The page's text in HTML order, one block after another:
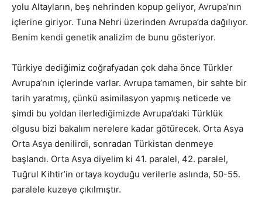
yolu Altayların, beş nehrinden kopup geliyor, Avrupa’nın
içlerine giriyor. Tuna Nehri üzerinden Avrupa’da dağılıyor.
Benim kendi genetik analizim de bunu gösteriyor.
Türkiye dediğimiz coğrafyadan çok daha önce Türkler
Avrupa’nın içlerinde varlar. Avrupa tamamen, bir sahte bir
tarih yaratmış, çünkü asimilasyon yapmış neticede ve
şimdi bu yoldan ilerlediğimizde Avrupa’daki Türklük
olgusu bizi bakalım nerelere kadar götürecek. Orta Asya
Orta Asya denilirdi, sonradan Türkistan denmeye
başlandı. Orta Asya diyelim ki 41. paralel, 42. paralel,
Tuğrul Kihtir’in ortaya koyduğu verilerle aslında, 50-55.
paralele kuzeye çıkılmıştır.